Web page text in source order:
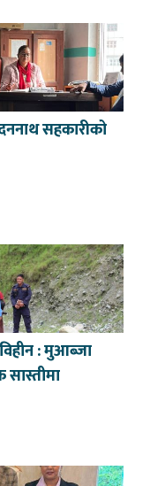
सहकारीको
: मुआब्जा
सास्तीमा